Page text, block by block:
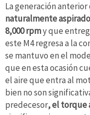
La generación
naturalmente
8,000 rpmy que
este M4 regresa a la
se mantuvo en el
que en esta ocasión
el aire que entra al
bien no son
predecesor, el torque